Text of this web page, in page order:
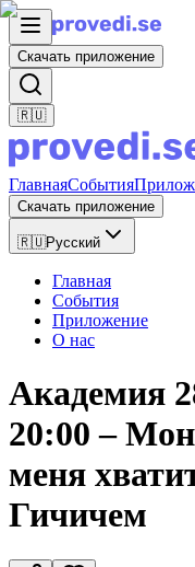
Скачать приложение
🇷🇺
ГлавнаяСобытия
Скачать приложение
🇷🇺Русский
Главная
События
Приложение
О нас
Академия
20:00 –
меня
Гичичем